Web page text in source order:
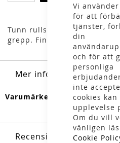
Vi
för att
tjänster,
din
och för att
personliga
inte
cookies kan
upplevelse
Om du vill
vänligen
Cookie
Tunn rullskidhandske med
grepp. Finns både med
Mer information
Mer
Swenor
Recensioner